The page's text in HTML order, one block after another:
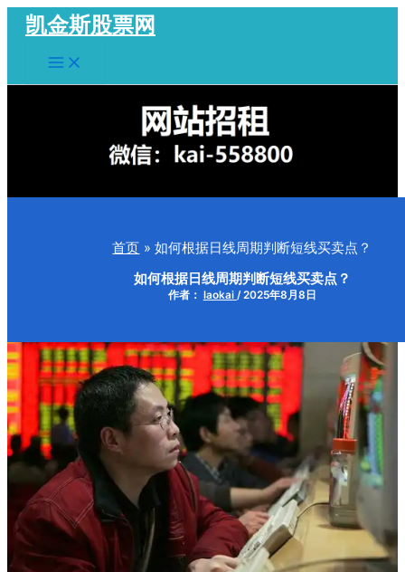
容
凯金斯股票网
Main
Menu
首页 如何根据日线周期判断短线买卖点？
如何根据日线周期判断短线买卖点？
作者： laokai /2025年8月8日